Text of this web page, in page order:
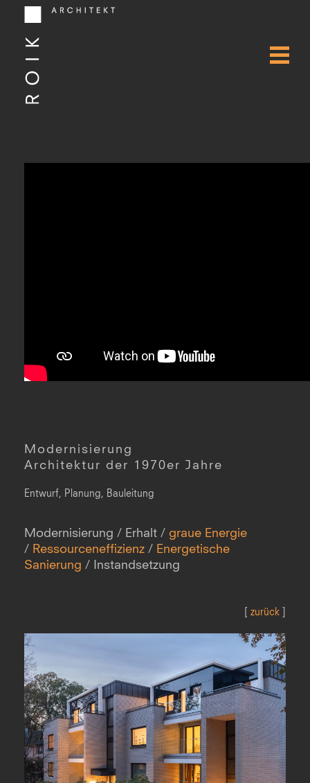
Modernisierung
Architektur der 1970er Jahre
Entwurf, Planung, Bauleitung
Modernisierung / Erhalt / graue Energie
/ Ressourceneffizienz / Energetische
Sanierung / Instandsetzung
[ zurück ]